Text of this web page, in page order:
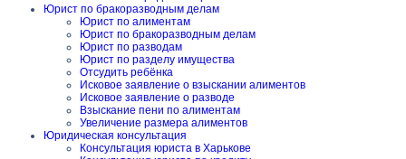
Юрист по бракоразводным делам
Юрист по алиментам
Юрист по бракоразводным делам
Юрист по разводам
Юрист по разделу имущества
Отсудить ребёнка
Исковое заявление о взыскании алиментов
Исковое заявление о разводе
Взыскание пени по алиментам
Увеличение размера алиментов
Юридическая консультация
Консультация юриста в Харькове